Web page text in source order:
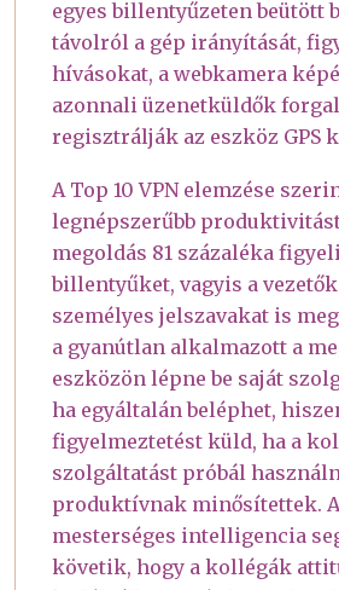
egyes billentyűzeten beütött
távolról a gép irányítását,
hívásokat, a webkamera
azonnali üzenetküldők
regisztrálják az eszköz GPS
A Top 10 VPN elemzése
legnépszerűbb
megoldás 81 százaléka
billentyűket, vagyis a vezetők
személyes jelszavakat is
a gyanútlan alkalmazott a
eszközön lépne be saját
ha egyáltalán beléphet,
figyelmeztetést küld, ha a
szolgáltatást próbál
produktívnak minősítettek.
mesterséges intelligencia
követik, hogy a kollégák